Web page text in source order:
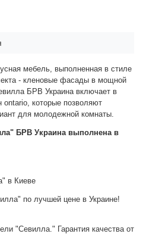
мебель, выполненная в стиле
- кленовые фасады в мощной
БРВ Украина включает в
ontario, которые позволяют
для молодежной комнаты.
БРВ Украина выполнена в
в Киеве
по лучшей цене в Украине!
"Севилла." Гарантия качества от